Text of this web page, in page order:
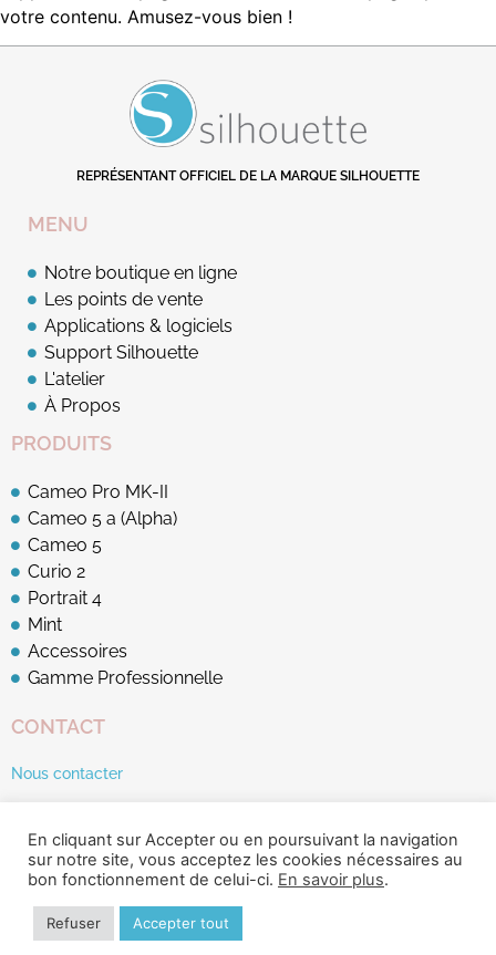
votre contenu. Amusez-vous bien !
REPRÉSENTANT OFFICIEL DE LA MARQUE SILHOUETTE
MENU
Notre boutique en ligne
Les points de vente
Applications & logiciels
Support Silhouette
L'atelier
À Propos
PRODUITS
Cameo Pro MK-II
Cameo 5 a (Alpha)
Cameo 5
Curio 2
Portrait 4
Mint
Accessoires
Gamme Professionnelle
CONTACT
Nous contacter
© Ankersmit France 2026
Mentions légalesConditions générales d'utilisation
En cliquant sur Accepter ou en poursuivant la navigation
sur notre site, vous acceptez les cookies nécessaires au
bon fonctionnement de celui-ci. En savoir plus.
Refuser Accepter tout